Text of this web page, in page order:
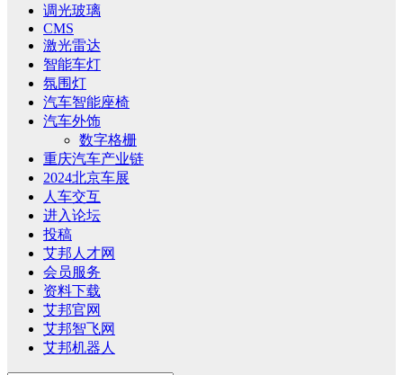
调光玻璃
CMS
激光雷达
智能车灯
氛围灯
汽车智能座椅
汽车外饰
数字格栅
重庆汽车产业链
2024北京车展
人车交互
进入论坛
投稿
艾邦人才网
会员服务
资料下载
艾邦官网
艾邦智飞网
艾邦机器人